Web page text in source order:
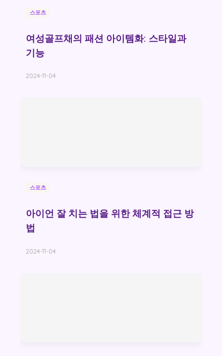
스포츠
여성골프채의 패션 아이템화: 스타일과
기능
2024-11-04
스포츠
아이언 잘 치는 법을 위한 체계적 접근 방
법
2024-11-04